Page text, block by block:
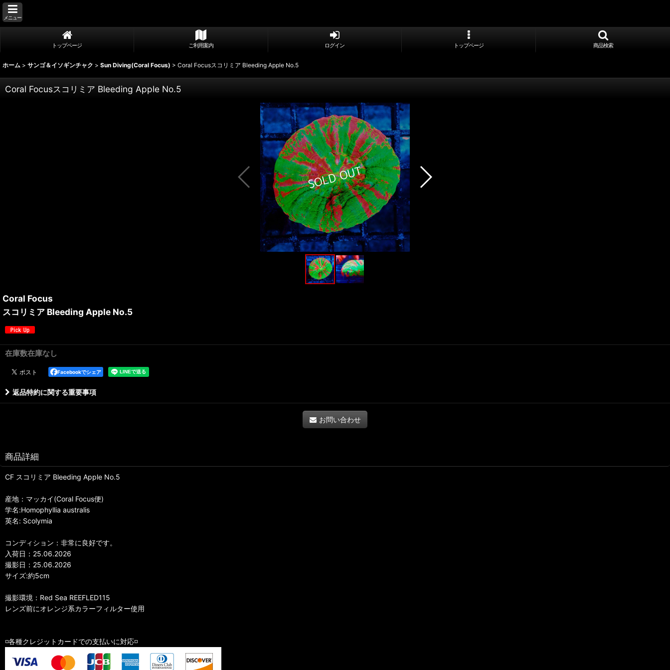
メニュー
トップページ ご利用案内 ログイン トップページ 商品検索
ホーム > サンゴ＆イソギンチャク > Sun Diving(Coral Focus) > Coral Focusスコリミア Bleeding Apple No.5
Coral Focusスコリミア Bleeding Apple No.5
Coral Focus
スコリミア Bleeding Apple No.5
在庫数在庫なし
Facebookでシェア
返品特約に関する重要事項
お問い合わせ
商品詳細
CF スコリミア Bleeding Apple No.5
産地：マッカイ(Coral Focus便)
学名:Homophyllia australis
英名: Scolymia
コンディション：非常に良好です。
入荷日：25.06.2026
撮影日：25.06.2026
サイズ:約5cm
撮影環境：Red Sea REEFLED115
レンズ前にオレンジ系カラーフィルター使用
◽️各種クレジットカードでの支払いに対応◽️